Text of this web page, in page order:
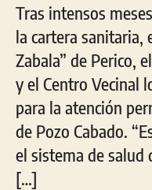
Tras intensos
la cartera sanitaria,
Zabala” de Perico,
y el Centro Vecinal
para la atención
de Pozo Cabado.
el sistema de salud
[…]